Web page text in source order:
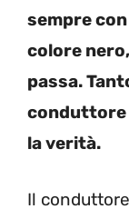
sempre
colore
passa.
conduttore
la verità.
Il